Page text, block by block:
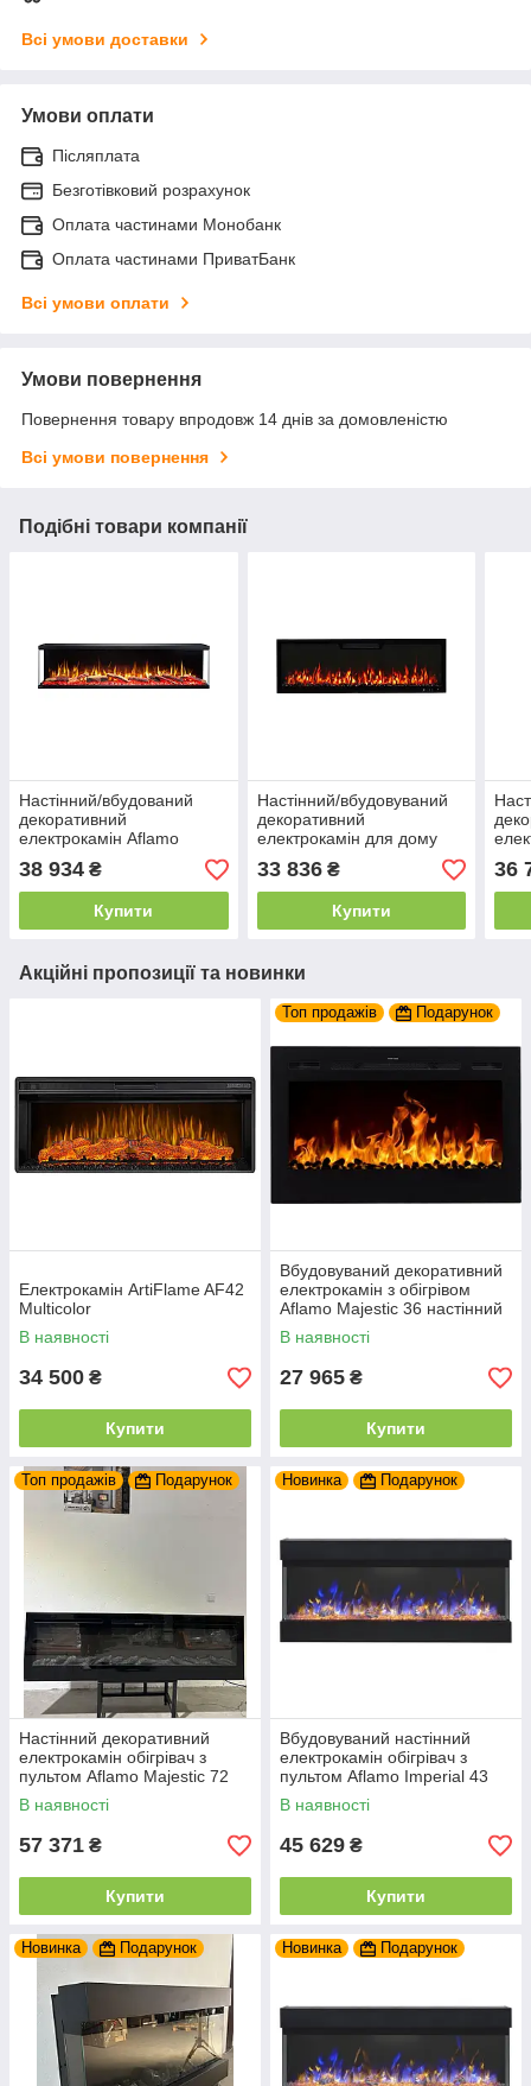
Всі умови доставки
Умови оплати
Післяплата
Безготівковий розрахунок
Оплата частинами Монобанк
Оплата частинами ПриватБанк
Всі умови оплати
Умови повернення
Повернення товару впродовж 14 днів за домовленістю
Всі умови повернення
Подібні товари компанії
Настінний/вбудований
декоративний
електрокамін Aflamo
Unique 80 NH (без
обігріву) 80 см
38 934 ₴
Купити
Настінний/вбудовуваний
декоративний
електрокамін для дому
Aflamo Elite 107 довжина
107 см
33 836₴
Купити
36
Акційні пропозиції та новинки
Електрокамін ArtiFlame AF42
Multicolor
В наявності
34 500 ₴
Купити
Топ продажів Подарунок
Вбудовуваний декоративний
електрокамін з обігрівом
Aflamo Majestic 36 настінний
електрокамін 92 см
В наявності
27 965 ₴
Купити
Топ продажів Подарунок
Настінний декоративний
електрокамін обігрівач з
пультом Aflamo Majestic 72
вбудовуваний електричний
камін 183 см
В наявності
57 371 ₴
Купити
Новинка Подарунок
Вбудовуваний настінний
електрокамін обігрівач з
пультом Aflamo Imperial 43
електричне вогнище для
дому 110 см
В наявності
45 629 ₴
Купити
Новинка Подарунок Новинка Подарунок